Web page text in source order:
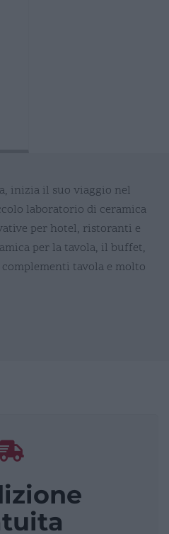
inizia il suo viaggio nel
laboratorio di ceramica
per hotel, ristoranti e
per la tavola, il buffet,
tavola e molto